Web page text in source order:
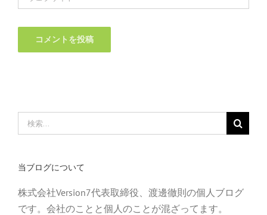
索
当ブログについて
株式会社Version7代表取締役、渡邊徹則の個人ブログ
です。会社のことと個人のことが混ざってます。